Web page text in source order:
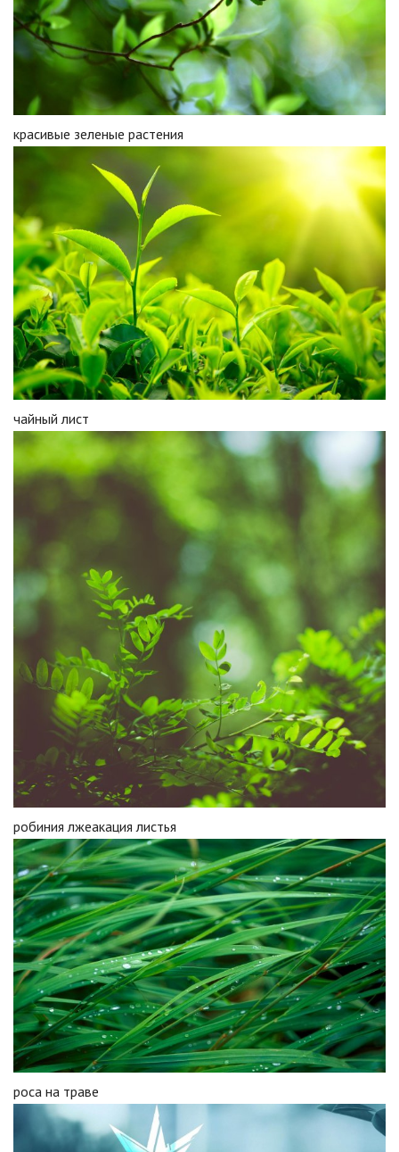
красивые зеленые растения
чайный лист
робиния лжеакация листья
роса на траве